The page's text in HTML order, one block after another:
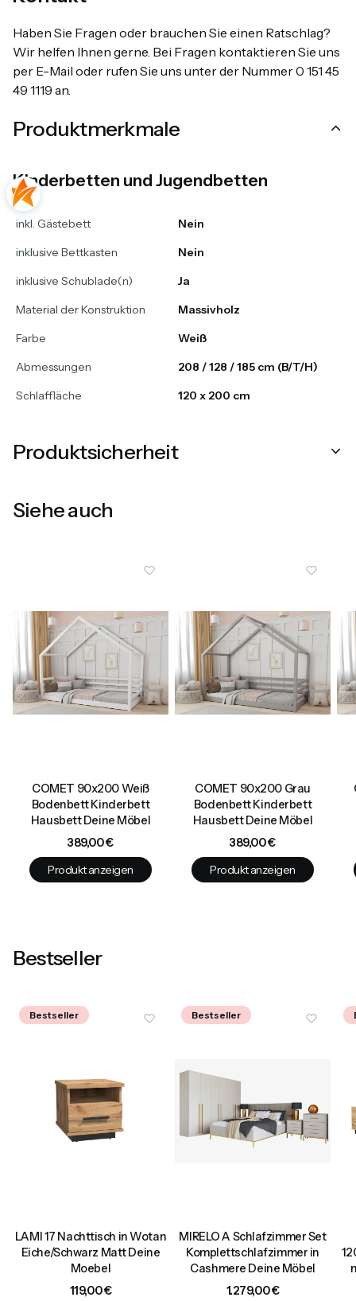
Haben Sie Fragen oder brauchen Sie einen Ratschlag?
Wir helfen Ihnen gerne. Bei Fragen kontaktieren Sie uns
per E-Mail oder rufen Sie uns unter der Nummer 0 151 45
49 1119 an.
Produktmerkmale
Kinderbetten und Jugendbetten
inkl. Gästebett
Nein
inklusive Bettkasten
Nein
inklusive Schublade(n)
Ja
Material der Konstruktion
Massivholz
Farbe
Weiß
Abmessungen
208 / 128 / 185 cm (B/T/H)
Schlaffläche
120 x 200 cm
Produktsicherheit
Siehe auch
COMET 90x200 Weiß
Bodenbett Kinderbett
Hausbett Deine Möbel
Preis
389,00 €
Produkt anzeigen
COMET 90x200 Grau
Bodenbett Kinderbett
Hausbett Deine Möbel
Preis
389,00 €
Produkt anzeigen
Bestseller
Bestseller
LAMI 17 Nachttisch in Wotan
Eiche/Schwarz Matt Deine
Moebel
Preis
119,00 €
Bestseller
MIRELO A Schlafzimmer Set
Komplettschlafzimmer in
Cashmere Deine Möbel
Preis
1.279,00 €